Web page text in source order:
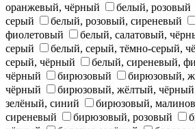
оранжевый, чёрный
белый, розовый
серый
белый, розовый, сиреневый
фиолетовый
белый, салатовый,
серый
белый, серый, тёмно-серый,
серый, чёрный
белый, сиреневый,
чёрный
бирюзовый
бирюзовый,
чёрный
бирюзовый, жёлтый, чёрный
зелёный, синий
бирюзовый,
сиреневый
бирюзовый, розовый